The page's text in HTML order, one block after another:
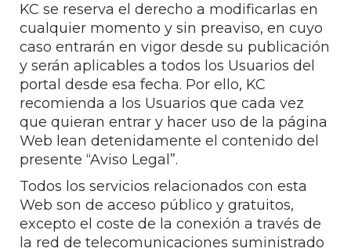
KC se reserva el derecho a modificarlas en
cualquier momento y sin preaviso, en cuyo
caso entrarán en vigor desde su publicación
y serán aplicables a todos los Usuarios del
portal desde esa fecha. Por ello, KC
recomienda a los Usuarios que cada vez
que quieran entrar y hacer uso de la página
Web lean detenidamente el contenido del
presente “Aviso Legal”.
Todos los servicios relacionados con esta
Web son de acceso público y gratuitos,
excepto el coste de la conexión a través de
la red de telecomunicaciones suministrado